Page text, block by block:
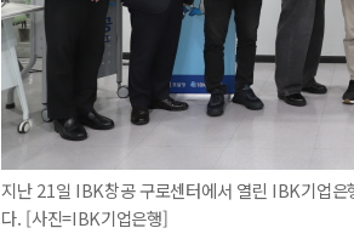
지난 21일 IBK창공 구로센터에서 열린 IBK기업
다. [사진=IBK기업은행]